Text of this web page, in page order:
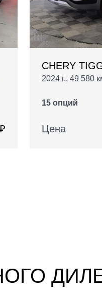
CHERY
2024 г., 49 580
15 опций
Цена